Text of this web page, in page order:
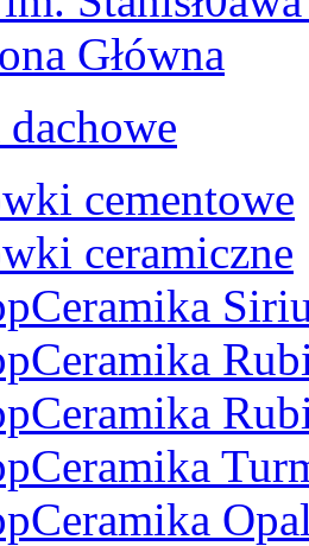
cementowe
ceramiczne